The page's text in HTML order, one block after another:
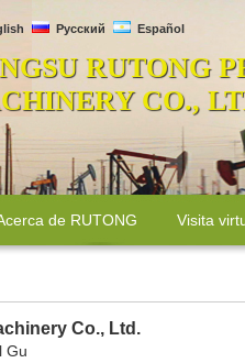
Русский Español
RUTONG
CO.,
de RUTONG Visita
Co., Ltd.
Gu